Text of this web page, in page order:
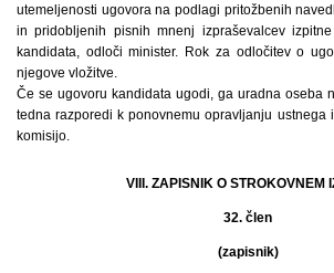
utemeljenosti ugovora na podlagi pritožbenih
in pridobljenih pisnih mnenj izpraševalcev
kandidata, odloči minister. Rok za odločitev o
njegove vložitve.
Če se ugovoru kandidata ugodi, ga uradna oseba
tedna razporedi k ponovnemu opravljanju ustnega
komisijo.
VIII. ZAPISNIK O STROKOVNEM
32. člen
(zapisnik)